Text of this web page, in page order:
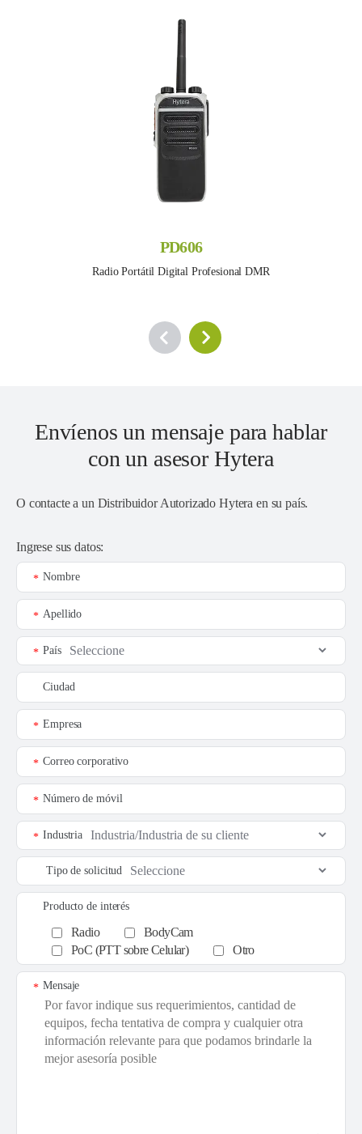
PD606
Radio Portátil Digital Profesional DMR
Envíenos un mensaje para hablar
con un asesor Hytera
O contacte a un Distribuidor Autorizado Hytera en su país.
Ingrese sus datos:
Nombre
*
Apellido
*
País
*
Ciudad
Empresa
*
Correo corporativo
*
Número de móvil
*
Industria
*
Tipo de solicitud
Producto de interés
Radio
BodyCam
PoC (PTT sobre Celular)
Otro
Mensaje
*